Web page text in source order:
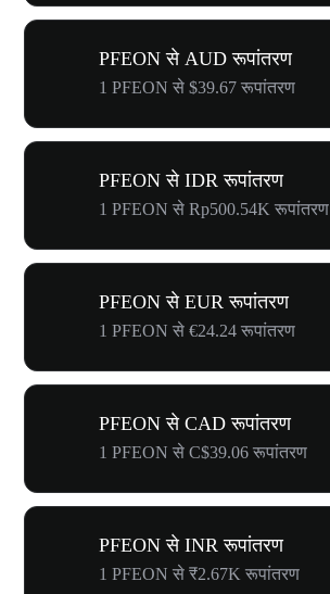
PFEON से AUD रूपांतरण
1 PFEON से $39.67 रूपांतरण
PFEON से IDR रूपांतरण
1 PFEON से Rp500.54K रूपांतरण
PFEON से EUR रूपांतरण
1 PFEON से €24.24 रूपांतरण
PFEON से CAD रूपांतरण
1 PFEON से C$39.06 रूपांतरण
PFEON से INR रूपांतरण
1 PFEON से ₹2.67K रूपांतरण